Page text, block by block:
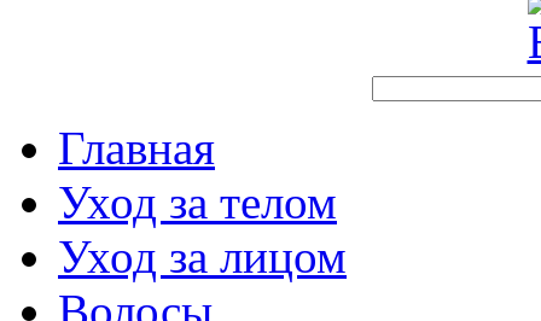
Главная
Уход за телом
Уход за лицом
Волосы